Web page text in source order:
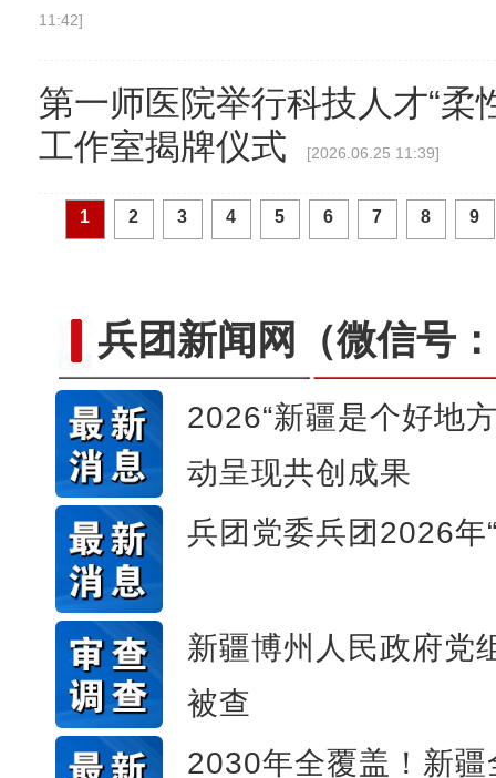
11:42]
第一师医院举行科技人才“柔
工作室揭牌仪式
[2026.06.25 11:39]
1 2 3 4 5 6 7 8 9
兵团新闻网 （微信号
2026“新疆是个好地
动呈现共创成果
兵团党委兵团2026年
新疆博州人民政府党
被查
2030年全覆盖！新
【与你为邻】俄罗斯博士
昆玉90名青年奔赴康西瓦